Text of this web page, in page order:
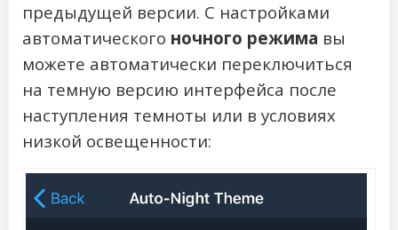
предыдущей версии. С настройками
автоматического ночного режима вы
можете автоматически переключиться
на темную версию интерфейса после
наступления темноты или в условиях
низкой освещенности: